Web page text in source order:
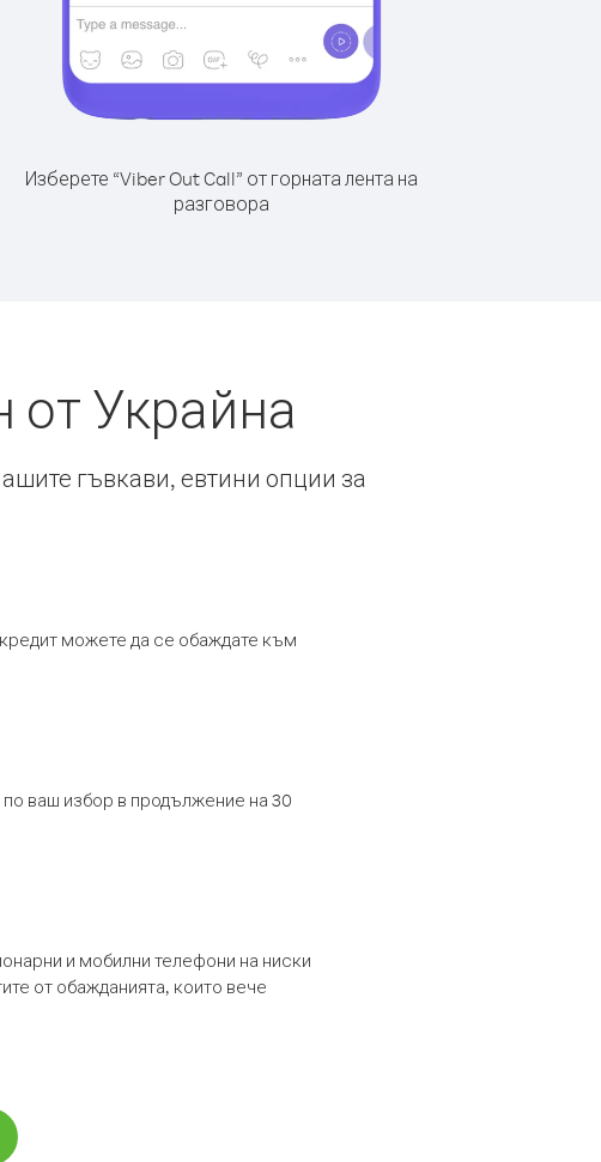
Изберете “Viber Out Call” от горната лента на
разговора
от Украйна
гъвкави, евтини опции за
можете да се обаждате към
ваш избор в продължение на 30
и мобилни телефони на ниски
от обажданията, които вече